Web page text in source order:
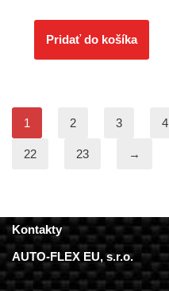
Pridať do košíka
1 2 3 4
22 23 →
Kontakty
AUTO-FLEX EU, s.r.o.